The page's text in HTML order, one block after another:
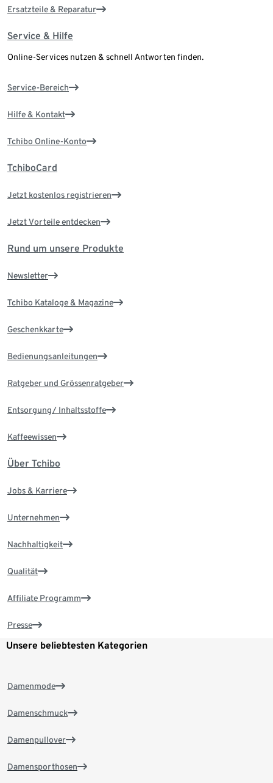
Ersatzteile & Reparatur
Service & Hilfe
Online-Services nutzen & schnell Antworten finden.
Service-Bereich
Hilfe & Kontakt
Tchibo Online-Konto
TchiboCard
Jetzt kostenlos registrieren
Jetzt Vorteile entdecken
Rund um unsere Produkte
Newsletter
Tchibo Kataloge & Magazine
Geschenkkarte
Bedienungsanleitungen
Ratgeber und Grössenratgeber
Entsorgung/ Inhaltsstoffe
Kaffeewissen
Über Tchibo
Jobs & Karriere
Unternehmen
Nachhaltigkeit
Qualität
Affiliate Programm
Presse
Unsere beliebtesten Kategorien
Damenmode
Damenschmuck
Damenpullover
Damensporthosen